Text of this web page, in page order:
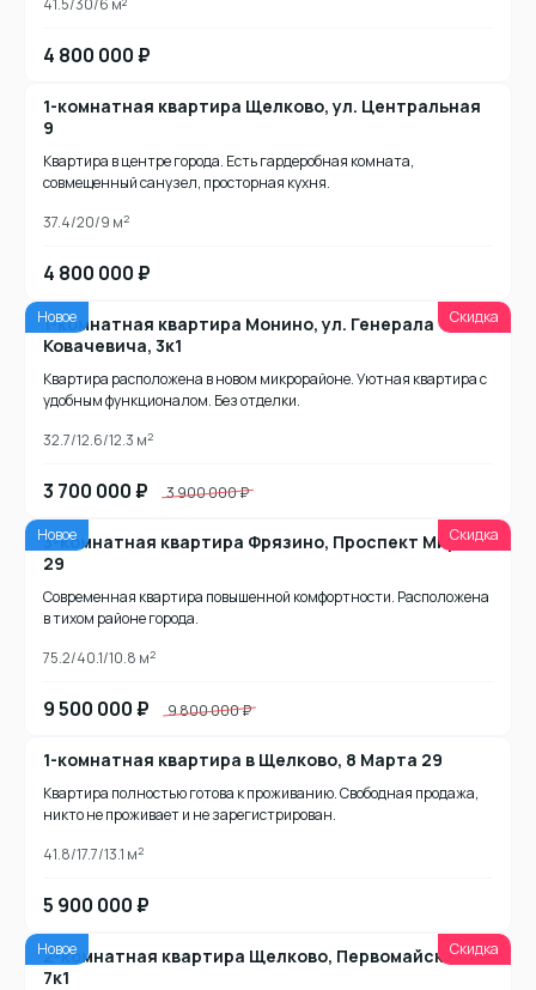
41.5/30/6 м²
4 800 000 ₽
1-комнатная квартира Щелково, ул. Центральная
9
Квартира в центре города. Есть гардеробная комната,
совмещенный санузел, просторная кухня.
37.4/20/9 м2
4 800 000 ₽
Новое Скидка
1-комнатная квартира Монино, ул. Генерала
Ковачевича, 3к1
Квартира расположена в новом микрорайоне. Уютная квартира с
удобным функционалом. Без отделки.
32.7/12.6/12.3 м2
3 700 000 ₽ 3 900 000 ₽
Новое Скидка
3-комнатная квартира Фрязино, Проспект Мира
29
Современная квартира повышенной комфортности. Расположена
в тихом районе города.
75.2/40.1/10.8 м2
9 500 000 ₽ 9 800 000 ₽
1-комнатная квартира в Щелково, 8 Марта 29
Квартира полностью готова к проживанию. Свободная продажа,
никто не проживает и не зарегистрирован.
41.8/17.7/13.1 м2
5 900 000 ₽
Новое Скидка
2-комнатная квартира Щелково, Первомайская
7к1